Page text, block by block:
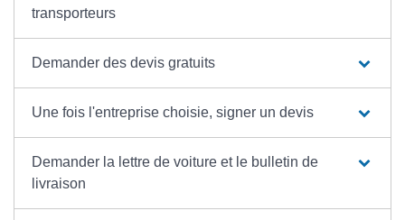
transporteurs
Demander des devis gratuits
Une fois l'entreprise choisie, signer un devis
Demander la lettre de voiture et le bulletin de
livraison